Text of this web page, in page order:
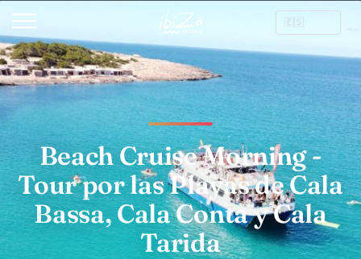
Beach Cruise Morning -
Tour por las Playas de Cala
Bassa, Cala Conta y Cala
Tarida